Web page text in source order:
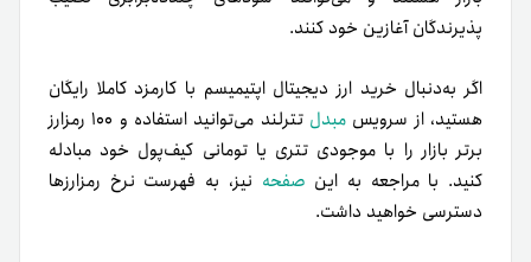
پذیرندگان آغازین خود کنند.
اگر به‌دنبال خرید ارز دیجیتال اپتیمیسم با کارمزد کاملا رایگان
هستید، از سرویس مبدل
تترلند می‌توانید استفاده و ۱۰۰ رمزارز
برتر بازار را با موجودی تتری یا تومانی کیف‌پول خود مبادله
کنید. با مراجعه به این صفحه نیز، به فهرست نرخ رمزارزها
دسترسی خواهید داشت.